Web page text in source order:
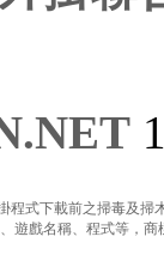
式下載前之掃毒及掃
遊戲名稱、程式等，